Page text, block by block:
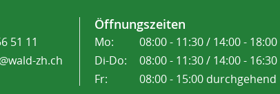
51 11
zh.ch
Öffnungszeiten
Mo:
08:00 - 11:30 / 14:00 - 18:00
Di-Do:
08:00 - 11:30 / 14:00 - 16:30
Fr:
08:00 - 15:00 durchgehend